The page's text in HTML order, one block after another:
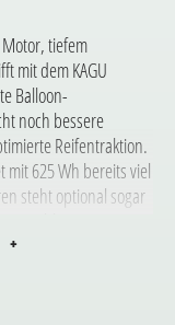
tiefem
mit dem KAGU
Balloon-
noch bessere
Reifentraktion.
mit 625 Wh bereits viel
steht optional sogar